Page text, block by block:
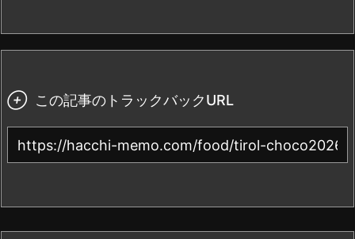
 この記事のトラックバックURL